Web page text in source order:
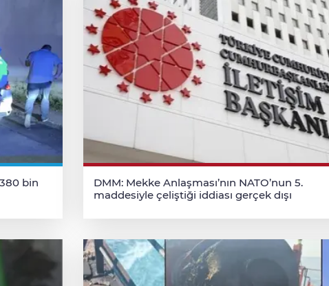
bin
DMM: Mekke Anlaşması’nın NATO’nun 5.
maddesiyle çeliştiği iddiası gerçek dışı